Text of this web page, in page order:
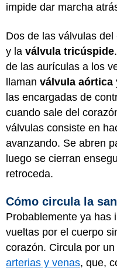
impide dar marcha
Dos de las válvulas
y la válvula tricúspide
de las aurículas a los
llaman válvula aórtica
las encargadas de
cuando sale del
válvulas consiste en
avanzando. Se abren
luego se cierran
retroceda.
Cómo circula la
Probablemente ya has
vueltas por el cuerpo
corazón. Circula por
arterias y venas, que,